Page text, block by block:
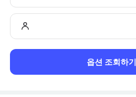
옵션 조회하기